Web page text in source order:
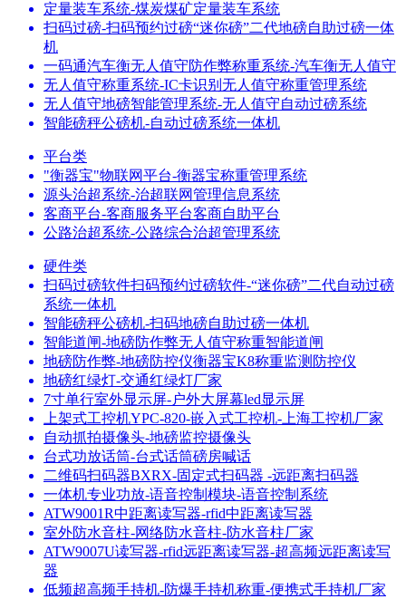
定量装车系统-煤炭煤矿定量装车系统
扫码过磅-扫码预约过磅“迷你磅”二代地磅自助过磅一体
机
一码通汽车衡无人值守防作弊称重系统-汽车衡无人值守
无人值守称重系统-IC卡识别无人值守称重管理系统
无人值守地磅智能管理系统-无人值守自动过磅系统
智能磅秤公磅机-自动过磅系统一体机
平台类
"衡器宝"物联网平台-衡器宝称重管理系统
源头治超系统-治超联网管理信息系统
客商平台-客商服务平台客商自助平台
公路治超系统-公路综合治超管理系统
硬件类
扫码过磅软件扫码预约过磅软件-“迷你磅”二代自动过磅
系统一体机
智能磅秤公磅机-扫码地磅自助过磅一体机
智能道闸-地磅防作弊无人值守称重智能道闸
地磅防作弊-地磅防控仪衡器宝K8称重监测防控仪
地磅红绿灯-交通红绿灯厂家
7寸单行室外显示屏-户外大屏幕led显示屏
上架式工控机YPC-820-嵌入式工控机-上海工控机厂家
自动抓拍摄像头-地磅监控摄像头
台式功放话筒-台式话筒磅房喊话
二维码扫码器BXRX-固定式扫码器 -远距离扫码器
一体机专业功放-语音控制模块-语音控制系统
ATW9001R中距离读写器-rfid中距离读写器
室外防水音柱-网络防水音柱-防水音柱厂家
ATW9007U读写器-rfid远距离读写器-超高频远距离读写
器
低频超高频手持机-防爆手持机称重-便携式手持机厂家